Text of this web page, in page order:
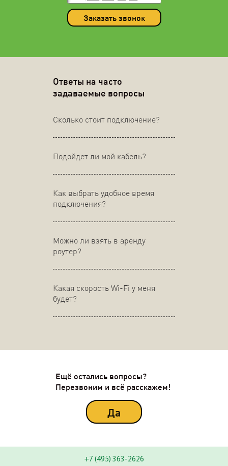
Заказать звонок
Ответы на часто
задаваемые вопросы
Сколько стоит подключение?
Подойдет ли мой кабель?
Как выбрать удобное время
подключения?
Можно ли взять в аренду
роутер?
Какая скорость Wi-Fi у меня
будет?
Ещё остались вопросы?
Перезвоним и всё расскажем!
Да
+7 (495) 363-2626